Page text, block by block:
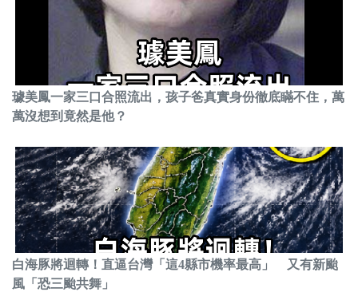
璩美鳳一家三口合照流出，孩子爸真實身份徹底瞞不住，萬
萬沒想到竟然是他？
白海豚將迴轉！直逼台灣「這4縣市機率最高」 又有新颱
風「恐三颱共舞」